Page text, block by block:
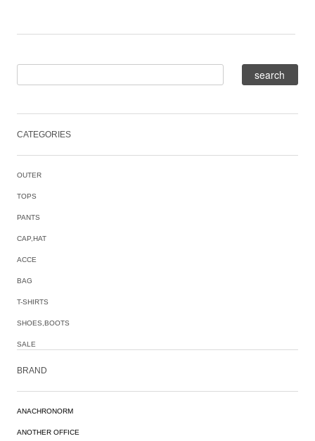
CATEGORIES
OUTER
TOPS
PANTS
CAP,HAT
ACCE
BAG
T-SHIRTS
SHOES,BOOTS
SALE
BRAND
ANACHRONORM
ANOTHER OFFICE